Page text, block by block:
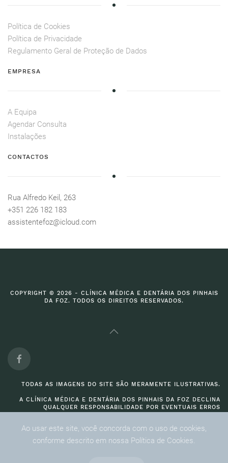
Ao usar este site, você concorda com o uso de cookies,
conforme descrito em nossa Política de Cookies.
Política de Cookies
Política de Privacidade
Regulamento Geral de Proteção de Dados
EMPRESA
A Equipa
Agendar Consulta
Instalações
CONTACTOS
Rua Alfredo Keil, 263
+351 226 182 183
assistentefoz@icloud.com
COPYRIGHT © 2026 - CLÍNICA MÉDICA E DENTÁRIA DOS PINHAIS
DA FOZ. TODOS OS DIREITOS RESERVADOS.
TODAS AS IMAGENS DO SITE SÃO MERAMENTE ILUSTRATIVAS.
A CLÍNICA MÉDICA E DENTÁRIA DOS PINHAIS DA FOZ DECLINA
QUALQUER RESPONSABILIDADE POR EVENTUAIS ERROS